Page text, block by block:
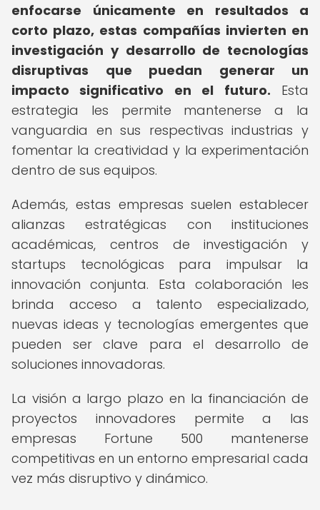
enfocarse únicamente en resultados a
corto plazo, estas compañías invierten en
investigación y desarrollo de tecnologías
disruptivas que puedan generar un
impacto significativo en el futuro. Esta
estrategia les permite mantenerse a la
vanguardia en sus respectivas industrias y
fomentar la creatividad y la experimentación
dentro de sus equipos.
Además, estas empresas suelen establecer
alianzas estratégicas con instituciones
académicas, centros de investigación y
startups tecnológicas para impulsar la
innovación conjunta. Esta colaboración les
brinda acceso a talento especializado,
nuevas ideas y tecnologías emergentes que
pueden ser clave para el desarrollo de
soluciones innovadoras.
La visión a largo plazo en la financiación de
proyectos innovadores permite a las
empresas Fortune 500 mantenerse
competitivas en un entorno empresarial cada
vez más disruptivo y dinámico.